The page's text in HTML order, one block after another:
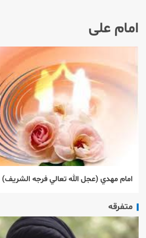
امام علی
امام مهدي (عجل الله تعالي فرجه
متفرقه